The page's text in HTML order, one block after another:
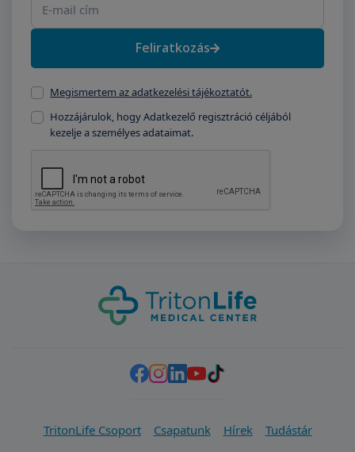
Feliratkozás
Megismertem az adatkezelési tájékoztatót.
Hozzájárulok, hogy Adatkezelő regisztráció céljából
kezelje a személyes adataimat.
TritonLife Csoport Csapatunk Hírek
Tudástár